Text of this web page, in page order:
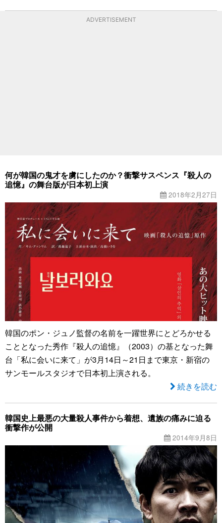
ADVERTISEMENT
何が韓国の鬼才を虜にしたのか？衝撃サスペンス『殺人の
追憶』の舞台版が日本初上演
2018年2月27日
韓国のポン・ジュノ監督の名前を一躍世界にとどろかせる
こととなった秀作『殺人の追憶』（2003）の基となった舞
台「私に会いに来て」が3月14日～21日まで東京・新宿の
サンモールスタジオで日本初上演される。
続きを読む
韓国史上最悪の大量殺人事件から着想、遺族の痛みに迫る
衝撃作が公開
2014年9月8日